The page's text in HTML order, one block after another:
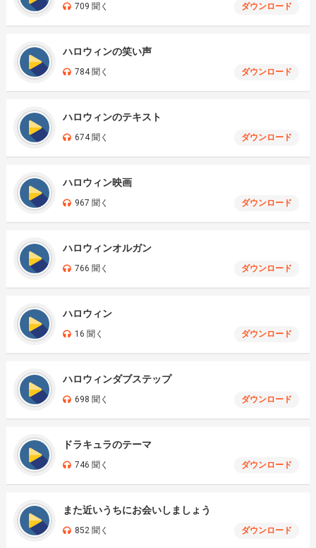
709 聞く ダウンロード
ハロウィンの笑い声
784 聞く ダウンロード
ハロウィンのテキスト
674 聞く ダウンロード
ハロウィン映画
967 聞く ダウンロード
ハロウィンオルガン
766 聞く ダウンロード
ハロウィン
16 聞く ダウンロード
ハロウィンダブステップ
698 聞く ダウンロード
ドラキュラのテーマ
746 聞く ダウンロード
また近いうちにお会いしましょう
852 聞く ダウンロード